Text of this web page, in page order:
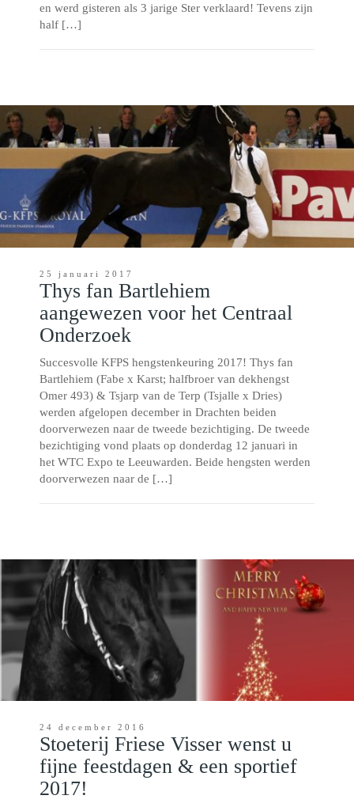
en werd gisteren als 3 jarige Ster verklaard! Tevens zijn
half […]
25 januari 2017
Thys fan Bartlehiem
aangewezen voor het Centraal
Onderzoek
Succesvolle KFPS hengstenkeuring 2017! Thys fan
Bartlehiem (Fabe x Karst; halfbroer van dekhengst
Omer 493) & Tsjarp van de Terp (Tsjalle x Dries)
werden afgelopen december in Drachten beiden
doorverwezen naar de tweede bezichtiging. De tweede
bezichtiging vond plaats op donderdag 12 januari in
het WTC Expo te Leeuwarden. Beide hengsten werden
doorverwezen naar de […]
24 december 2016
Stoeterij Friese Visser wenst u
fijne feestdagen & een sportief
2017!